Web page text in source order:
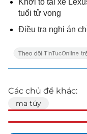
Khởi tố tài xế
tuổi tử vong
Điều tra nghi án
Các chủ đề khác:
ma túy